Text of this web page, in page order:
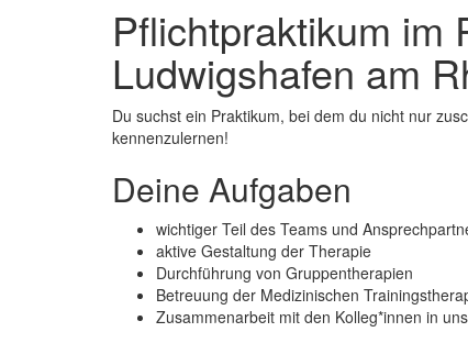
Pflichtpraktikum im
Ludwigshafen am
Du suchst ein Praktikum, bei dem du nicht nur
kennenzulernen!
Deine Aufgaben
wichtiger Teil des Teams und
aktive Gestaltung der Therapie
Durchführung von Gruppentherapien
Betreuung der Medizinischen
Zusammenarbeit mit den Kolleg*innen in